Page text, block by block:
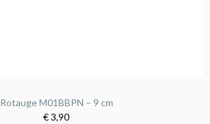
Rotauge M01BBPN – 9 cm
€ 3,90